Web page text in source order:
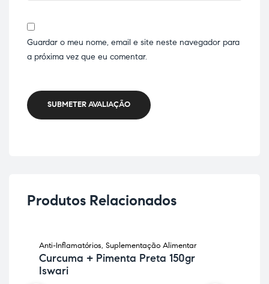
Guardar o meu nome, email e site neste navegador para
a próxima vez que eu comentar.
SUBMETER AVALIAÇÃO
Produtos Relacionados
Anti-Inflamatórios, Suplementação Alimentar
Curcuma + Pimenta Preta 150gr
Iswari